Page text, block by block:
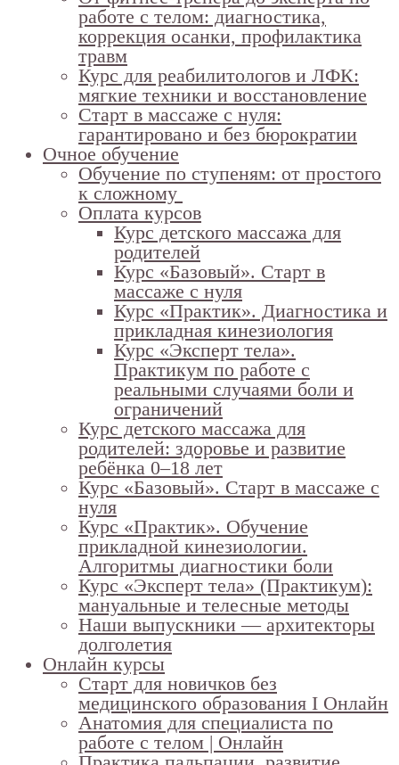
работе с телом: диагностика,
коррекция осанки, профилактика
травм
Курс для реабилитологов и ЛФК:
мягкие техники и восстановление
Старт в массаже с нуля:
гарантировано и без бюрократии
Очное обучение
Обучение по ступеням: от простого
к сложному
Оплата курсов
Курс детского массажа для
родителей
Курс «Базовый». Старт в
массаже с нуля
Курс «Практик». Диагностика и
прикладная кинезиология
Курс «Эксперт тела».
Практикум по работе с
реальными случаями боли и
ограничений
Курс детского массажа для
родителей: здоровье и развитие
ребёнка 0–18 лет
Курс «Базовый». Старт в массаже с
нуля
Курс «Практик». Обучение
прикладной кинезиологии.
Алгоритмы диагностики боли
Курс «Эксперт тела» (Практикум):
мануальные и телесные методы
Наши выпускники — архитекторы
долголетия
Онлайн курсы
Старт для новичков без
медицинского образования I Онлайн
Анатомия для специалиста по
работе с телом | Онлайн